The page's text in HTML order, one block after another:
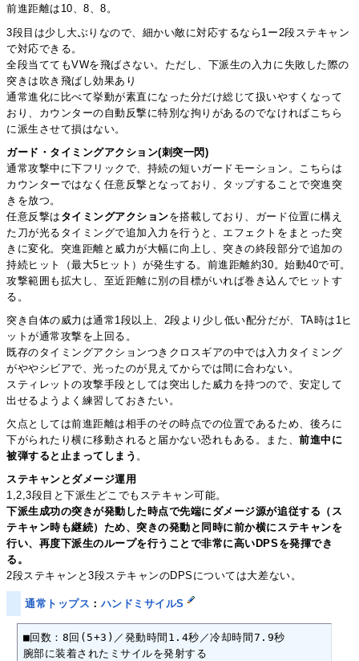
前進距離は10、8、8。
3段目は少し大ぶりなので、細かい敵に対応するなら1ー2段ステキャン
で対応できる。
全段当ててもVWを飛ばさない。ただし、下派生の入力に失敗した際の
突きは吹き飛ばし効果あり
通常進化に比べて挙動が素直になった分だけ総じて扱いやすくなって
おり、カウンターの自動反撃に特別な拘りがあるのでなければこちら
に派生させて損はない。
ガード・タイミングアクション(刺突一閃)
通常攻撃中に下フリックで、持続の短いガードモーション。こちらは
カウンターではなく任意反撃となっており、タップすることで突進突
きを放つ。
任意反撃は タイミングアクションを搭載しており、ガード位置に構え
た刀が光るタイミングで追加入力を行うと、エフェクトをまとった突
きに変化。突進距離と威力が大幅に向上し、突きの終段部分で追加の
持続ヒット（最大5ヒット）が発生する。前進距離約30。始動40で可。
攻撃範囲も拡大し、至近距離に別の目標がいれば巻き込んでヒットす
る。
突き自体の威力は通常1段以上、2段より少し低い配分だが、TA時は1ヒ
ットが通常攻撃を上回る。
既存のタイミングアクションつきクロスギアの中では入力タイミング
がややシビアで、光ったのが見えてからでは間に合わない。
スティレットの攻撃手段としては突出した威力を持つので、安定して
出せるようよく練習しておきたい。
欠点としては前進距離は相手のその時点での位置であるため、後ろに
下がられたり横に移動されると届かない恐れもある。また、前進中に
被弾すると止まってしまう 。
ステキャンとダメージ運用
1,2,3段目と下派生どこでもステキャン可能。
下派生成功の突きが発動した時点で先端にダメージ源が追従する（ス
テキャン時も継続）ため、突きの発動と同時に前か横にステキャンを
行い、再度下派生のループを行うことで非常に高いDPSを発揮でき
る。
2段ステキャンと3段ステキャンのDPSについては大差ない。
通常トップス ： ハンドミサイルS
■回数：8回(5+3)／発動時間1.4秒／冷却時間7.9秒
腕部に装着されたミサイルを発射する